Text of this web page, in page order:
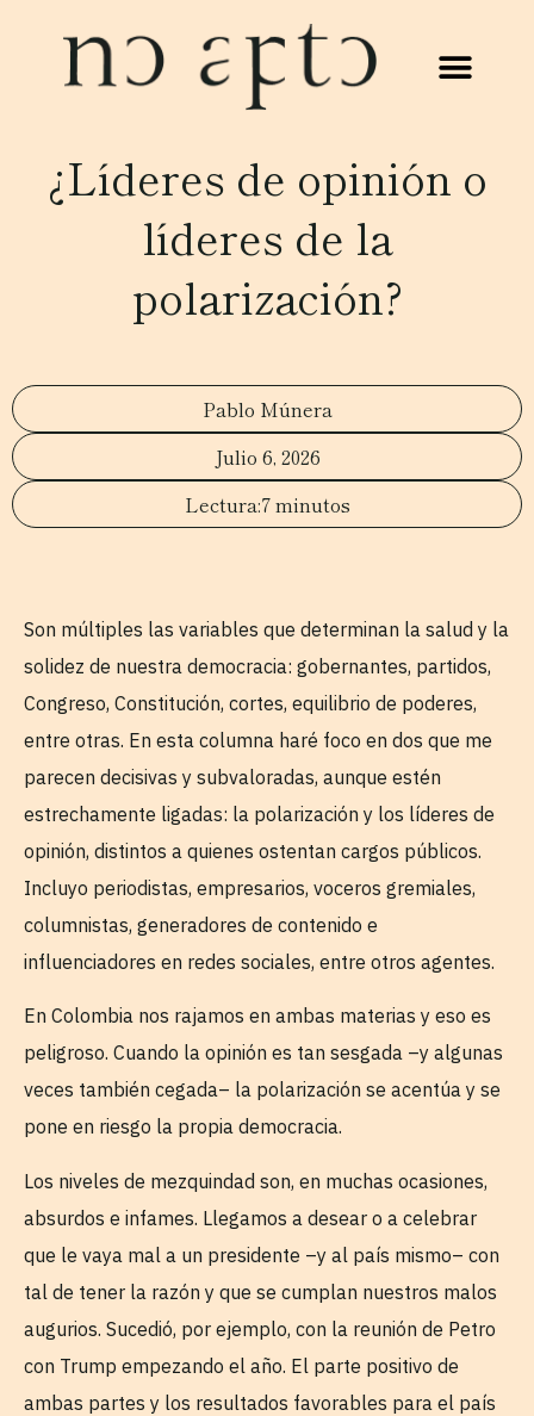
¿Líderes de opinión o
líderes de la
polarización?
Pablo Múnera
Julio 6, 2026
7 minutos
Son múltiples las variables que determinan la salud y la
solidez de nuestra democracia: gobernantes, partidos,
Congreso, Constitución, cortes, equilibrio de poderes,
entre otras. En esta columna haré foco en dos que me
parecen decisivas y subvaloradas, aunque estén
estrechamente ligadas: la polarización y los líderes de
opinión, distintos a quienes ostentan cargos públicos.
Incluyo periodistas, empresarios, voceros gremiales,
columnistas, generadores de contenido e
influenciadores en redes sociales, entre otros agentes.
En Colombia nos rajamos en ambas materias y eso es
peligroso. Cuando la opinión es tan sesgada –y algunas
veces también cegada– la polarización se acentúa y se
pone en riesgo la propia democracia.
Los niveles de mezquindad son, en muchas ocasiones,
absurdos e infames. Llegamos a desear o a celebrar
que le vaya mal a un presidente –y al país mismo– con
tal de tener la razón y que se cumplan nuestros malos
augurios. Sucedió, por ejemplo, con la reunión de Petro
con Trump empezando el año. El parte positivo de
ambas partes y los resultados favorables para el país